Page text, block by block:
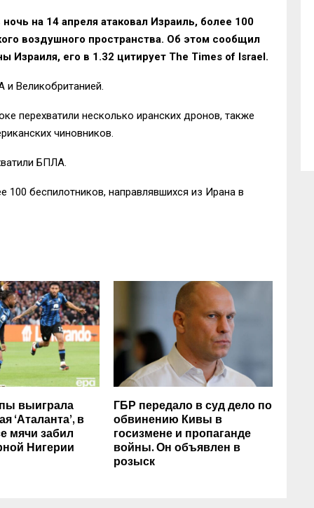
на 14 апреля атаковал Израиль, более 100
воздушного пространства. Об этом сообщил
его в 1.32 цитирует The Times of Israel.
Великобританией.
перехватили несколько иранских дронов, также
чиновников.
БПЛА.
беспилотников, направлявшихся из Ирана в
выиграла
‘Аталанта’, в
мячи забил
Нигерии
ГБР передало в суд дело по
обвинению Кивы в
госизмене и пропаганде
войны. Он объявлен в
розыск